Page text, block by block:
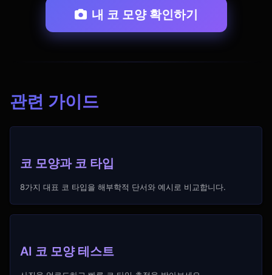
내 코 모양 확인하기
관련 가이드
코 모양과 코 타입
8가지 대표 코 타입을 해부학적 단서와 예시로 비교합니다.
AI 코 모양 테스트